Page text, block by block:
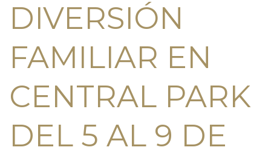
DIVERSIÓN
FAMILIAR EN
CENTRAL PARK
DEL 5 AL 9 DE